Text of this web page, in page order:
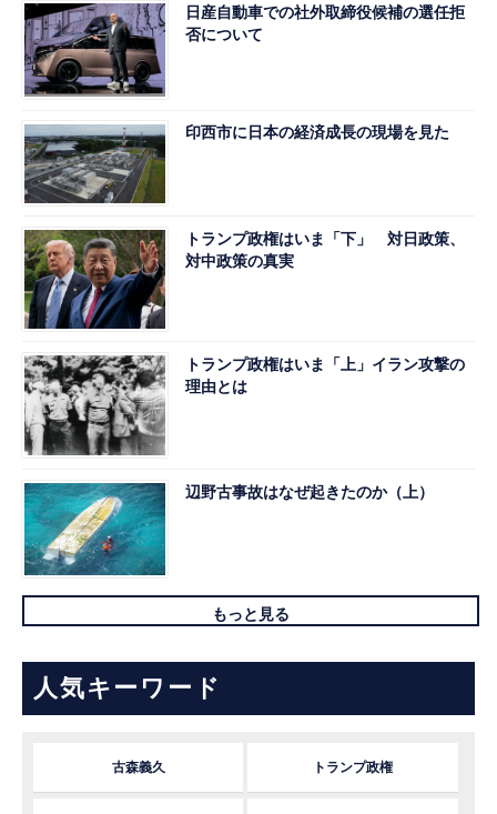
日産自動車での社外取締役候補の選任拒
否について
印西市に日本の経済成長の現場を見た
トランプ政権はいま「下」 対日政策、
対中政策の真実
トランプ政権はいま「上」イラン攻撃の
理由とは
辺野古事故はなぜ起きたのか（上）
もっと見る
人気キーワード
古森義久 トランプ政権